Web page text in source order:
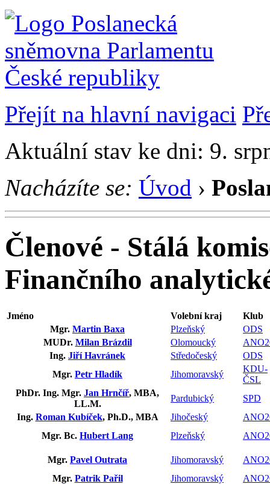
Přejít na hlavní navigaci
Aktuální stav ke dni: 9.
Nacházíte se: Úvod ›
Členové - Stálá
Finančního
Jméno Volební kraj
Klub
Mgr. Martin Baxa Plzeňský
ODS
MUDr. Milan Brázdil Olomoucký
Ing. Jiří Havránek Středočeský
ODS
Mgr. Petr Hladík Jihomoravský
KDU-
ČSL
PhDr. Ing. Mgr. Jan Hrnčíř, MBA,
LL.M.
Pardubický
SPD
Ing. Roman Kubíček, Ph.D., MBA Jihočeský
Mgr. Bc. Hubert Lang Plzeňský
Mgr. Pavel Outrata Jihomoravský
Mgr. Patrik Pařil Jihomoravský